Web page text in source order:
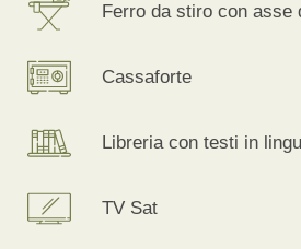
Ferro da stiro con asse
Cassaforte
Libreria con testi in
TV Sat